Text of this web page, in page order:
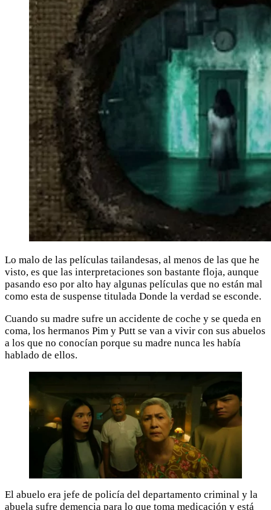
Lo malo de las películas tailandesas, al menos de las que he
visto, es que las interpretaciones son bastante floja, aunque
pasando eso por alto hay algunas películas que no están mal
como esta de suspense titulada Donde la verdad se esconde.
Cuando su madre sufre un accidente de coche y se queda en
coma, los hermanos Pim y Putt se van a vivir con sus abuelos
a los que no conocían porque su madre nunca les había
hablado de ellos.
El abuelo era jefe de policía del departamento criminal y la
abuela sufre demencia para lo que toma medicación y está